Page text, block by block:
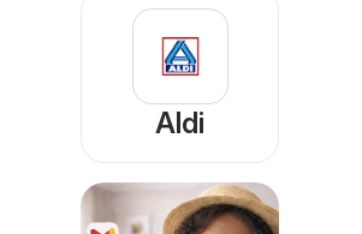
Aldi